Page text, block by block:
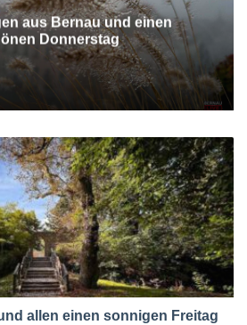
aus Bernau und einen
Donnerstag
allen einen sonnigen Freitag